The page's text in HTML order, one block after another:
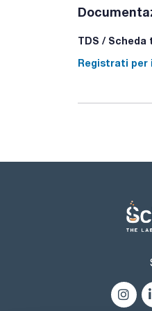
TDS / Scheda
Registrati per